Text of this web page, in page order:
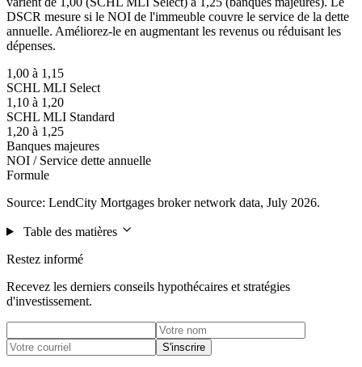
DSCR mesure si le NOI de l'immeuble couvre le service de la dette
annuelle. Améliorez-le en augmentant les revenus ou réduisant les
dépenses.
1,00 à 1,15
SCHL MLI Select
1,10 à 1,20
SCHL MLI Standard
1,20 à 1,25
Banques majeures
NOI / Service dette annuelle
Formule
Source: LendCity Mortgages broker network data, July 2026.
Table des matières
Restez informé
Recevez les derniers conseils hypothécaires et stratégies
d'investissement.
S'inscrire